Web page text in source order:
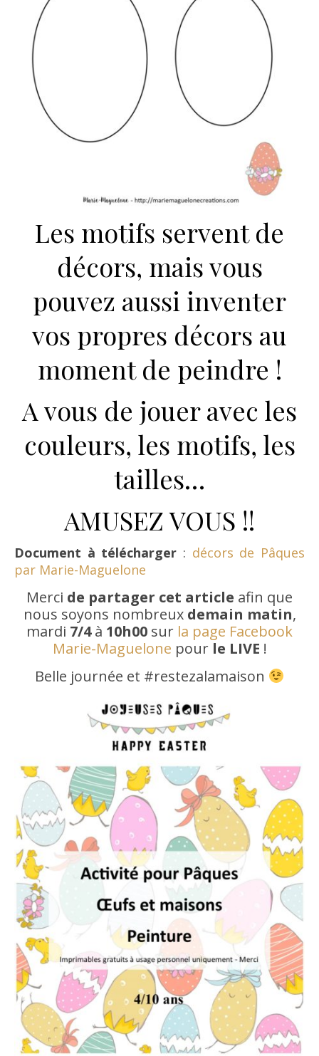
Les motifs servent de
décors, mais vous
pouvez aussi inventer
vos propres décors au
moment de peindre !
A vous de jouer avec les
couleurs, les motifs, les
tailles…
AMUSEZ VOUS !!
Document à télécharger : décors de Pâques
par Marie-Maguelone
Merci de partager cet article afin que
nous soyons nombreux demain matin,
mardi 7/4à 10h00 sur la page Facebook
Marie-Maguelone pour le LIVE !
Belle journée et #restezalamaison